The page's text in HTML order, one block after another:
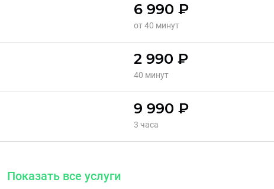
6 990 ₽
от 40 минут
2 990 ₽
40 минут
9 990 ₽
3 часа
Показать все услуги